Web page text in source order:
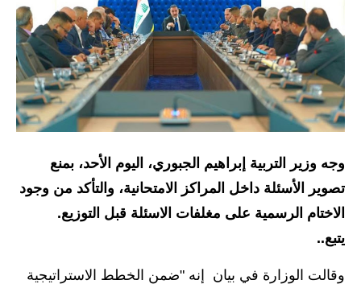
القروض والسلف
المنح المالية
قطع الاراضي
اخبار العراق
الاخبار السياسية
الاخبار الامنية
الاخبار الرياضية
وجه وزير التربية إبراهيم الجبوري، اليوم الأحد، بمنع
تصوير الأسئلة داخل المراكز الامتحانية، والتأكد من وجود
الاختام الرسمية على مغلفات الاسئلة قبل التوزيع.
يتبع..
وقالت الوزارة في بيان إنه "ضمن الخطط الاستراتيجية